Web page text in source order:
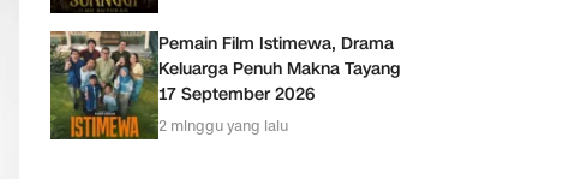
Pemain Film Istimewa, Drama
Keluarga Penuh Makna Tayang
17 September 2026
2 minggu yang lalu